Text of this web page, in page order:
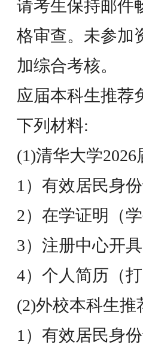
请考生保持邮件
格审查。未参加
加综合考核。
应届本科生推荐
下列材料:
(1)清华大学
1）有效居民身
2）在学证明（学
3）注册中心开
4）个人简历（打
(2)外校本科生
1）有效居民身